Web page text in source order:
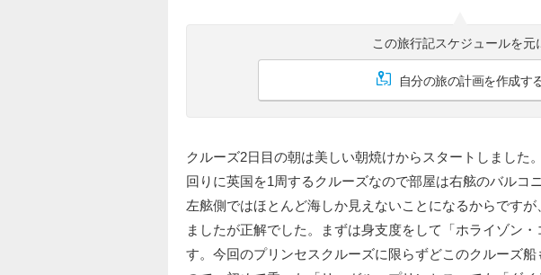
この旅行記スケジュールを元
自分の旅の計画を作成す
クルーズ2日目の朝は美しい朝焼けからスタートしました
回りに英国を1周するクルーズなので部屋は右舷のバルコ
左舷側ではほとんど海しか見えないことになるからです
ましたが正解でした。まずは身支度をして「ホライゾン
す。今回のプリンセスクルーズに限らずどこのクルーズ